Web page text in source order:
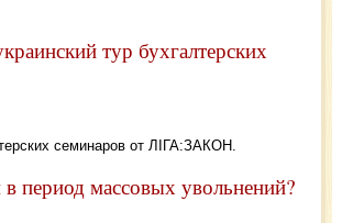
тур бухгалтерских
семинаров от ЛІГА:ЗАКОН.
период массовых увольнений?